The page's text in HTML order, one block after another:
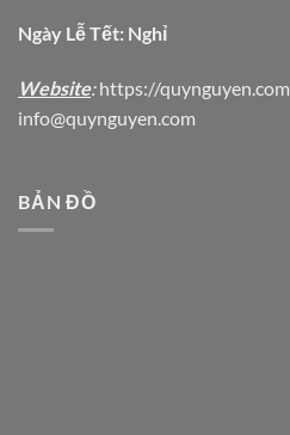
Ngày Lễ Tết: Nghỉ
Website:https://quynguyen.com
info@quynguyen.com
BẢN ĐỒ